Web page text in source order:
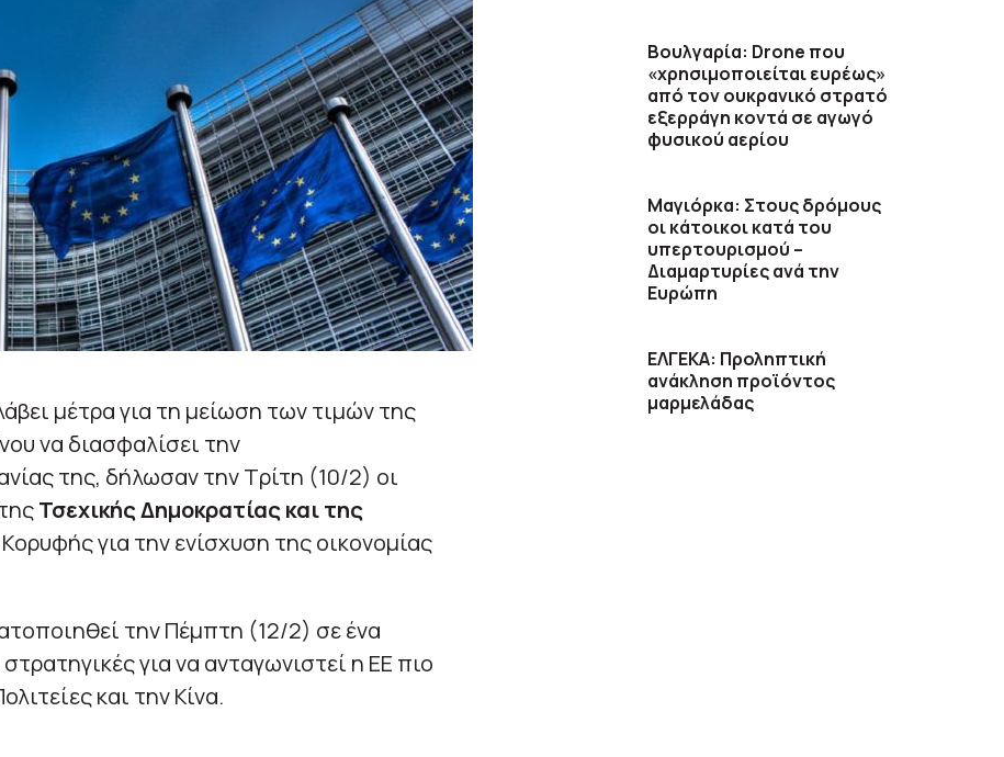
μέτρα για τη μείωση των τιμών της
να διασφαλίσει την
της, δήλωσαν την Τρίτη (10/2) οι
Τσεχικής Δημοκρατίας και της
για την ενίσχυση της οικονομίας
την Πέμπτη (12/2) σε ένα
για να ανταγωνιστεί η ΕΕ πιο
και την Κίνα.
Βουλγαρία: Drone που
«χρησιμοποιείται ευρέως»
από τον ουκρανικό στρατό
εξερράγη κοντά σε αγωγό
φυσικού αερίου
Μαγιόρκα: Στους δρόμους
οι κάτοικοι κατά του
υπερτουρισμού –
Διαμαρτυρίες ανά την
Ευρώπη
ΕΛΓΕΚΑ: Προληπτική
ανάκληση προϊόντος
μαρμελάδας